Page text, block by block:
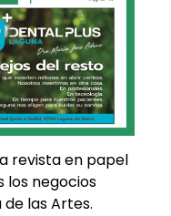
revista en papel
los negocios
las Artes.